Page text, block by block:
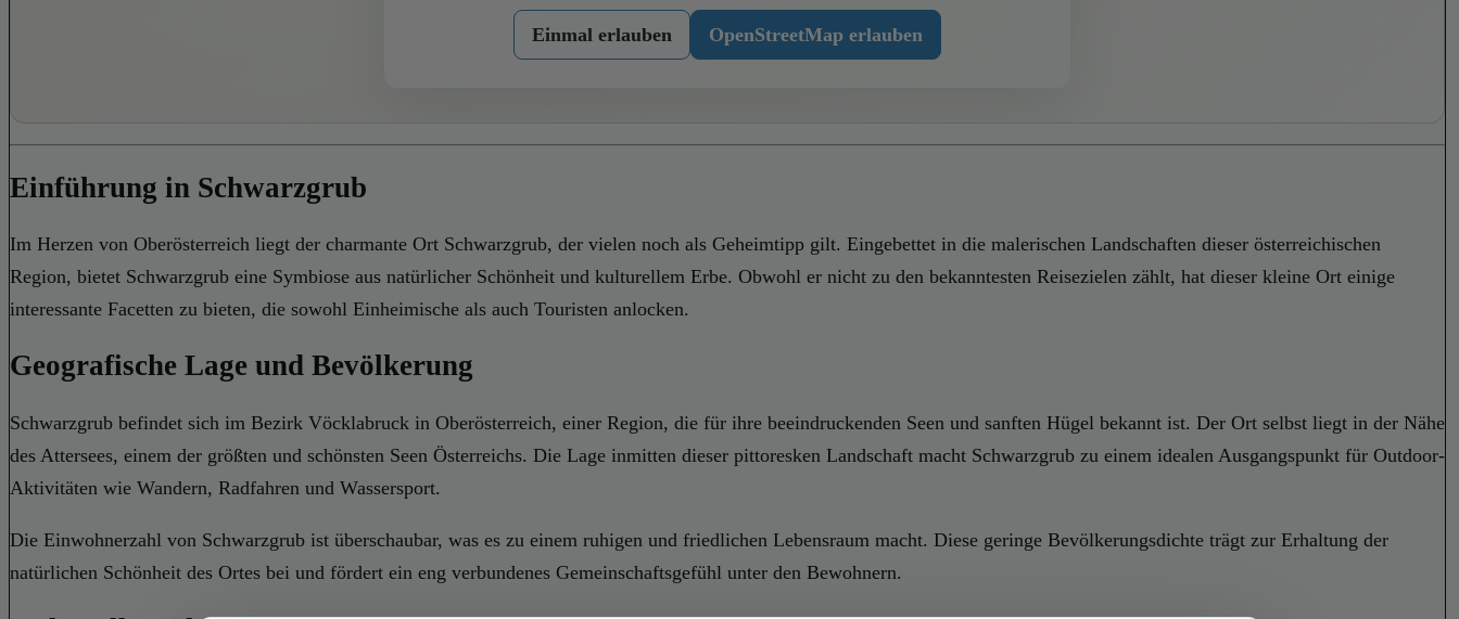
Einmal erlauben OpenStreetMap erlauben
Einführung in Schwarzgrub
Im Herzen von Oberösterreich liegt der charmante Ort Schwarzgrub, der vielen noch als Geheimtipp gilt. Eingebettet in die malerischen Landschaften dieser österreichischen
Region, bietet Schwarzgrub eine Symbiose aus natürlicher Schönheit und kulturellem Erbe. Obwohl er nicht zu den bekanntesten Reisezielen zählt, hat dieser kleine Ort einige
interessante Facetten zu bieten, die sowohl Einheimische als auch Touristen anlocken.
Geografische Lage und Bevölkerung
Schwarzgrub befindet sich im Bezirk Vöcklabruck in Oberösterreich, einer Region, die für ihre beeindruckenden Seen und sanften Hügel bekannt ist. Der Ort selbst liegt in der Nähe
des Attersees, einem der größten und schönsten Seen Österreichs. Die Lage inmitten dieser pittoresken Landschaft macht Schwarzgrub zu einem idealen Ausgangspunkt für Outdoor-
Aktivitäten wie Wandern, Radfahren und Wassersport.
Die Einwohnerzahl von Schwarzgrub ist überschaubar, was es zu einem ruhigen und friedlichen Lebensraum macht. Diese geringe Bevölkerungsdichte trägt zur Erhaltung der
natürlichen Schönheit des Ortes bei und fördert ein eng verbundenes Gemeinschaftsgefühl unter den Bewohnern.